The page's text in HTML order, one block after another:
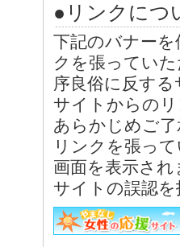
●リンクにつ
下記のバナー
クを張ってい
序良俗に反す
サイトからの
あらかじめご
リンクを張っ
画面を表示さ
サイトの誤認